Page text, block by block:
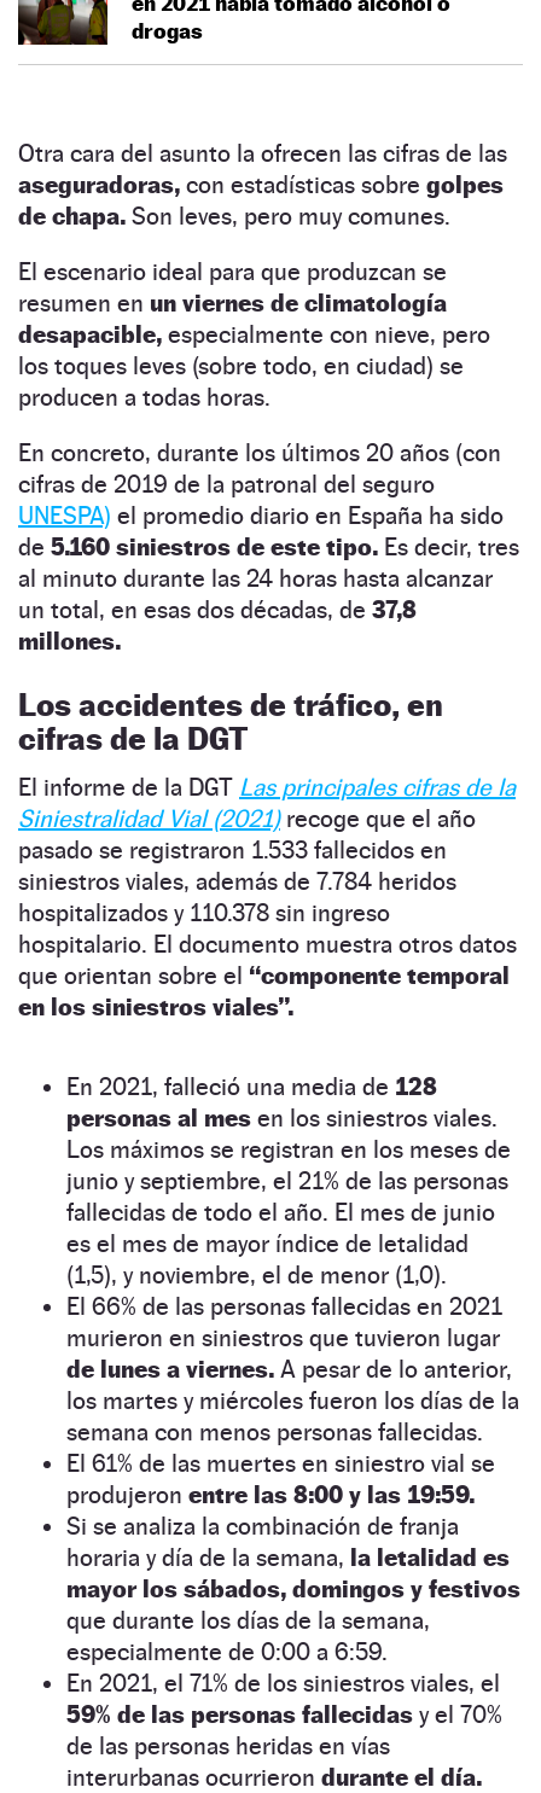
drogas
Otra cara del asunto la ofrecen las cifras de las
aseguradoras, con estadísticas sobre golpes
de chapa. Son leves, pero muy comunes.
El escenario ideal para que produzcan se
resumen en un viernes de climatología
desapacible, especialmente con nieve, pero
los toques leves (sobre todo, en ciudad) se
producen a todas horas.
En concreto, durante los últimos 20 años (con
cifras de 2019 de la patronal del seguro
UNESPA) el promedio diario en España ha sido
de 5.160 siniestros de este tipo. Es decir, tres
al minuto durante las 24 horas hasta alcanzar
un total, en esas dos décadas, de 37,8
millones.
Los accidentes de tráfico, en
cifras de la DGT
El informe de la DGT Las principales cifras de la
Siniestralidad Vial (2021)recoge que el año
pasado se registraron 1.533 fallecidos en
siniestros viales, además de 7.784 heridos
hospitalizados y 110.378 sin ingreso
hospitalario. El documento muestra otros datos
que orientan sobre el “componente temporal
en los siniestros viales”.
En 2021, falleció una media de 128
personas al mes en los siniestros viales.
Los máximos se registran en los meses de
junio y septiembre, el 21% de las personas
fallecidas de todo el año. El mes de junio
es el mes de mayor índice de letalidad
(1,5), y noviembre, el de menor (1,0).
El 66% de las personas fallecidas en 2021
murieron en siniestros que tuvieron lugar
de lunes a viernes. A pesar de lo anterior,
los martes y miércoles fueron los días de la
semana con menos personas fallecidas.
El 61% de las muertes en siniestro vial se
produjeron entre las 8:00 y las 19:59.
Si se analiza la combinación de franja
horaria y día de la semana, la letalidad es
mayor los sábados, domingos y festivos
que durante los días de la semana,
especialmente de 0:00 a 6:59.
En 2021, el 71% de los siniestros viales, el
59% de las personas fallecidas y el 70%
de las personas heridas en vías
interurbanas ocurrieron durante el día.